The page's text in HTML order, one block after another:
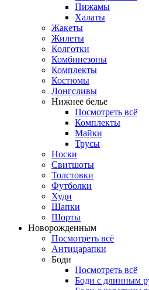
Пижамы
Халаты
Жакеты
Жилеты
Колготки
Комбинезоны
Комплекты
Костюмы
Лонгсливы
Нижнее белье
Посмотреть всё
Комплекты
Майки
Трусы
Носки
Свитшоты
Толстовки
Футболки
Худи
Шапки
Шорты
Новорожденным
Посмотреть всё
Антицарапки
Боди
Посмотреть всё
Боди с длинным